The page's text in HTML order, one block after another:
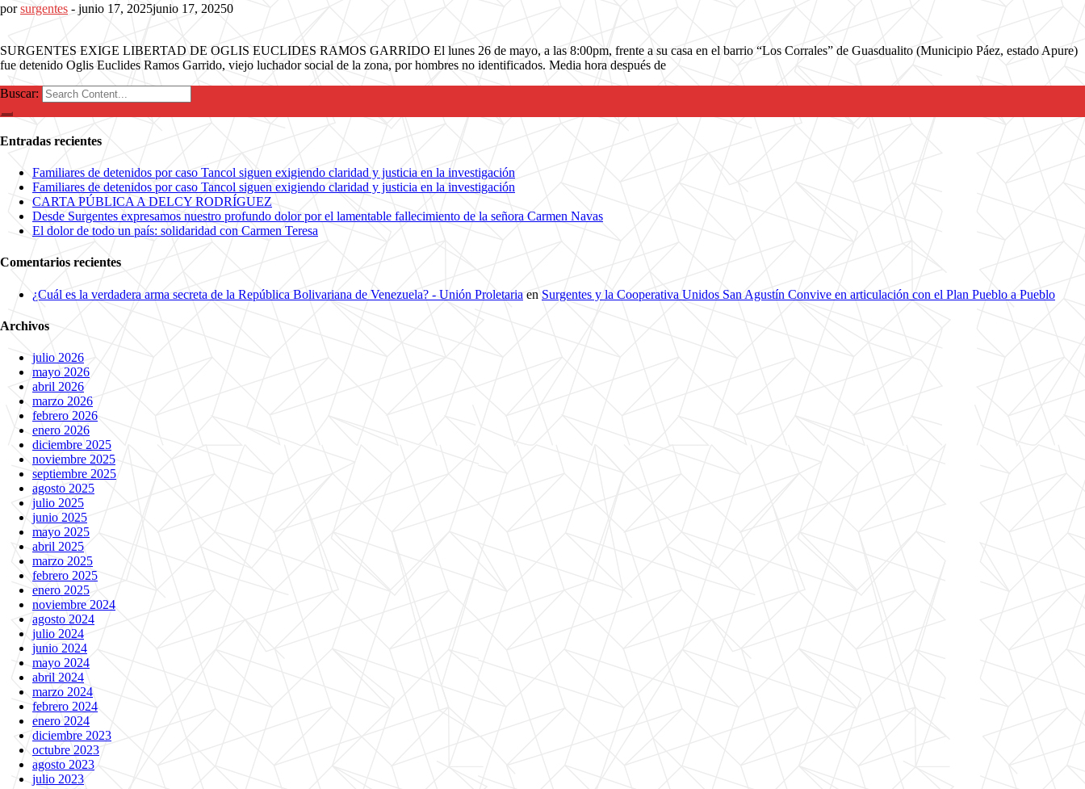
porsurgentes - junio 17, 2025junio 17, 20250
SURGENTES EXIGE LIBERTAD DE OGLIS EUCLIDES RAMOS GARRIDO El lunes 26 de mayo, a las 8:00pm, frente a su casa en el barrio “Los Corrales” de Guasdualito (Municipio Páez, estado Apure)
fue detenido Oglis Euclides Ramos Garrido, viejo luchador social de la zona, por hombres no identificados. Media hora después de
Buscar:
Entradas recientes
Familiares de detenidos por caso Tancol siguen exigiendo claridad y justicia en la investigación
Familiares de detenidos por caso Tancol siguen exigiendo claridad y justicia en la investigación
CARTA PÚBLICA A DELCY RODRÍGUEZ
Desde Surgentes expresamos nuestro profundo dolor por el lamentable fallecimiento de la señora Carmen Navas
El dolor de todo un país: solidaridad con Carmen Teresa
Comentarios recientes
¿Cuál es la verdadera arma secreta de la República Bolivariana de Venezuela? - Unión Proletaria en Surgentes y la Cooperativa Unidos San Agustín Convive en articulación con el Plan Pueblo a Pueblo
Archivos
julio 2026
mayo 2026
abril 2026
marzo 2026
febrero 2026
enero 2026
diciembre 2025
noviembre 2025
septiembre 2025
agosto 2025
julio 2025
junio 2025
mayo 2025
abril 2025
marzo 2025
febrero 2025
enero 2025
noviembre 2024
agosto 2024
julio 2024
junio 2024
mayo 2024
abril 2024
marzo 2024
febrero 2024
enero 2024
diciembre 2023
octubre 2023
agosto 2023
julio 2023